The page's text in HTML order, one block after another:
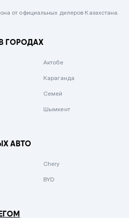
от официальных дилеров Казахстана.
ГОРОДАХ
Актобе
Караганда
Семей
Шымкент
АВТО
Chery
BYD